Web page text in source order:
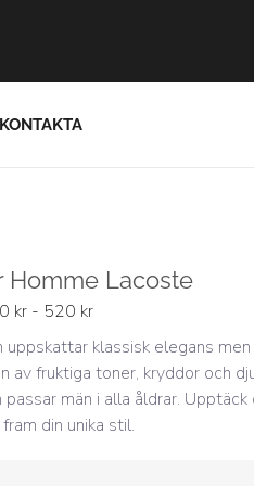
KONTAKTA
Homme Lacoste
kr - 520 kr
klassisk elegans
av fruktiga toner, kryddor och
män i alla åldrar. Upptäck
din unika stil.